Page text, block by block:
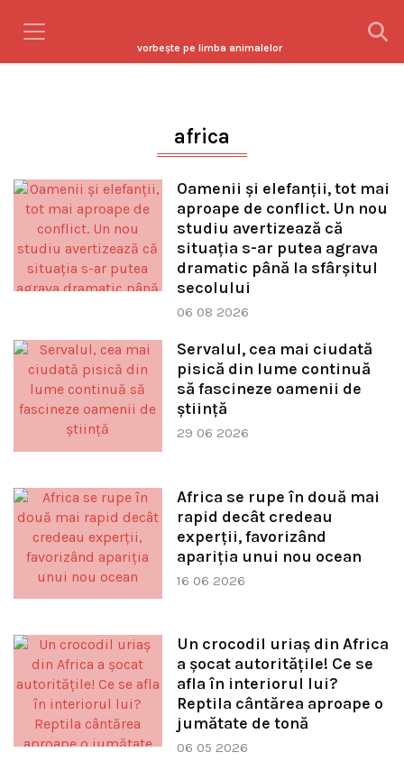
vorbeşte pe limba animalelor
africa
Oamenii și elefanții, tot mai
aproape de conflict. Un nou
studiu avertizează că
situația s-ar putea agrava
dramatic până la sfârșitul
secolului
06 08 2026
Servalul, cea mai ciudată
pisică din lume continuă
să fascineze oamenii de
știință
29 06 2026
Africa se rupe în două mai
rapid decât credeau
experții, favorizând
apariția unui nou ocean
16 06 2026
Un crocodil uriaș din Africa
a șocat autoritățile! Ce se
afla în interiorul lui?
Reptila cântărea aproape o
jumătate de tonă
06 05 2026